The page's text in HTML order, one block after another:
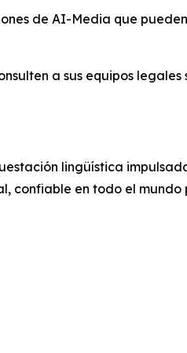
de AI-Media que
a sus equipos legales
lingüística
confiable en todo el mundo